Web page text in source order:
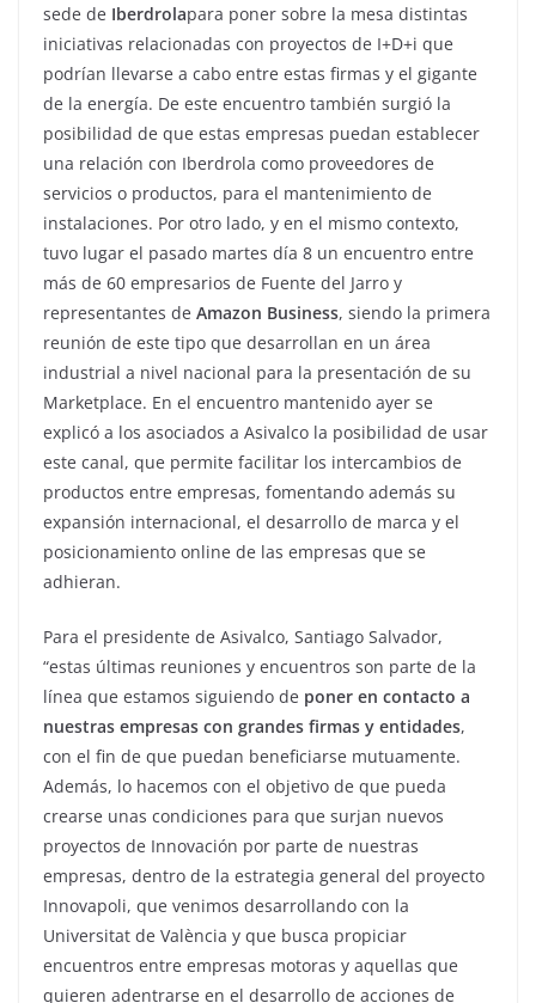
sede de Iberdrolapara poner sobre la mesa distintas
iniciativas relacionadas con proyectos de I+D+i que
podrían llevarse a cabo entre estas firmas y el gigante
de la energía. De este encuentro también surgió la
posibilidad de que estas empresas puedan establecer
una relación con Iberdrola como proveedores de
servicios o productos, para el mantenimiento de
instalaciones. Por otro lado, y en el mismo contexto,
tuvo lugar el pasado martes día 8 un encuentro entre
más de 60 empresarios de Fuente del Jarro y
representantes de Amazon Business, siendo la primera
reunión de este tipo que desarrollan en un área
industrial a nivel nacional para la presentación de su
Marketplace. En el encuentro mantenido ayer se
explicó a los asociados a Asivalco la posibilidad de usar
este canal, que permite facilitar los intercambios de
productos entre empresas, fomentando además su
expansión internacional, el desarrollo de marca y el
posicionamiento online de las empresas que se
adhieran.
Para el presidente de Asivalco, Santiago Salvador,
“estas últimas reuniones y encuentros son parte de la
línea que estamos siguiendo de poner en contacto a
nuestras empresas con grandes firmas y entidades,
con el fin de que puedan beneficiarse mutuamente.
Además, lo hacemos con el objetivo de que pueda
crearse unas condiciones para que surjan nuevos
proyectos de Innovación por parte de nuestras
empresas, dentro de la estrategia general del proyecto
Innovapoli, que venimos desarrollando con la
Universitat de València y que busca propiciar
encuentros entre empresas motoras y aquellas que
quieren adentrarse en el desarrollo de acciones de